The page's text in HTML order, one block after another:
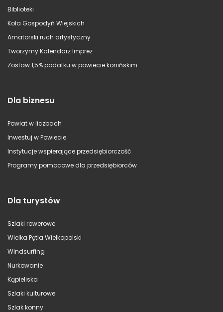
Biblioteki
Koła Gospodyń Wiejskich
Amatorski ruch artystyczny
Tworzymy Kalendarz Imprez
Zostaw 1,5% podatku w powiecie konińskim
Dla biznesu
Powiat w liczbach
Inwestuj w Powiecie
Instytucje wspierające przedsiębiorczość
Programy pomocowe dla przedsiębiorców
Dla turystów
Szlaki rowerowe
Wielka Pętla Wielkopolski
Windsurfing
Nurkowanie
Kąpieliska
Szlaki kulturowe
Szlak konny